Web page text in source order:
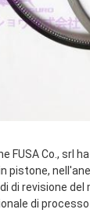
FUSA Co.,
pistone,
di revisione
di